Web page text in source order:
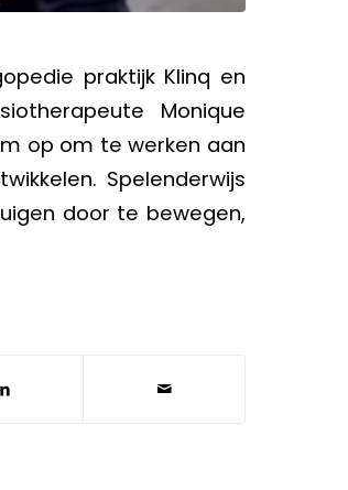
praktijk Klinq en
Monique
op om te werken aan
Spelenderwijs
door te bewegen,